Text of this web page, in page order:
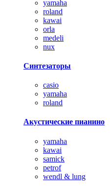
yamaha
roland
kawai
orla
medeli
nux
Синтезаторы
casio
yamaha
roland
Акустические пианино
yamaha
kawai
samick
petrof
wendl & lung